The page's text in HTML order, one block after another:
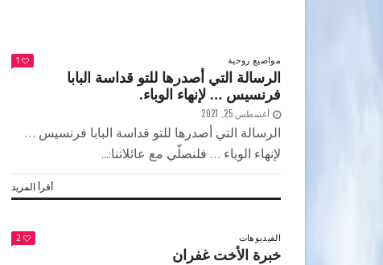
مواضيع روحية 1
الرسالة التي أصدرها للتو قداسة البابا
فرنسيس … لإنهاء الوباء.
أغسطس 25, 2021
الرسالة التي أصدرها للتو قداسة البابا فرنسيس …
لإنهاء الوباء … فلنصلّي مع عائلاتنا:...
أقرأ المزيد
الفيديوهات 2
خبرة الأخت غفران